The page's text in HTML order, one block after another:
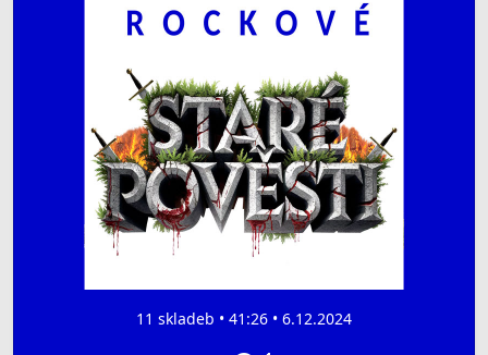
11 skladeb • 41:26 • 6.12.2024